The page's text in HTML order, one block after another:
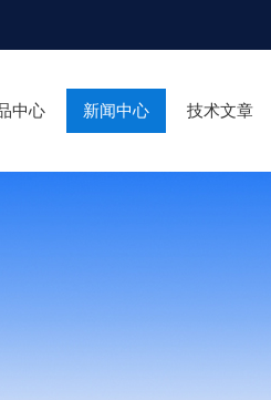
中心 新闻中心 技术文章